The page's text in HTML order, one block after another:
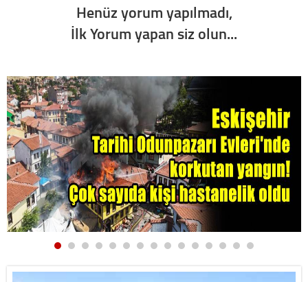
Henüz yorum yapılmadı,
İlk Yorum yapan siz olun...